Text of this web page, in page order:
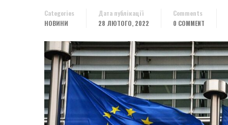
Categories
НОВИНИ
Дата публікації
28 ЛЮТОГО, 2022
Comments
0 COMMENT